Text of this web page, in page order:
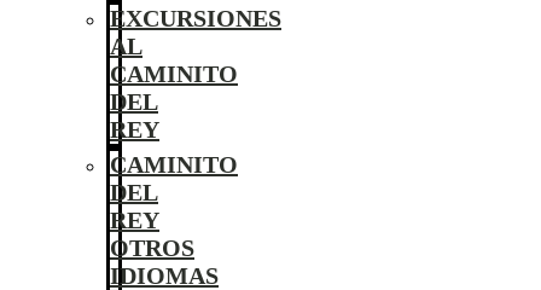
EXCURSIONES
AL
CAMINITO
DEL
REY
CAMINITO
DEL
REY
OTROS
IDIOMAS